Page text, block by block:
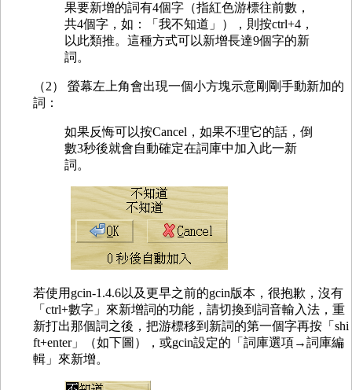
果要新增的詞有4個字（指紅色游標往前數，
共4個字，如：「我不知道」），則按ctrl+4，
以此類推。這種方式可以新增長達9個字的新
詞。
（2） 螢幕左上角會出現一個小方塊示意剛剛手動新加的
詞：
如果反悔可以按Cancel，如果不理它的話，倒
數3秒後就會自動確定在詞庫中加入此一新
詞。
若使用gcin-1.4.6以及更早之前的gcin版本，很抱歉，沒有
「ctrl+數字」來新增詞的功能，請切換到詞音輸入法，重
新打出那個詞之後，把游標移到新詞的第一個字再按「shi
ft+enter」（如下圖），或gcin設定的「詞庫選項→詞庫編
輯」來新增。